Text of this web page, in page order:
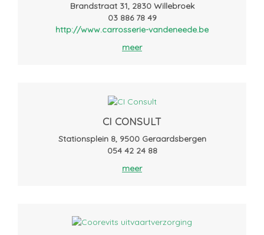
Brandstraat 31, 2830 Willebroek
03 886 78 49
http://www.carrosserie-vandeneede.be
meer
CI CONSULT
Stationsplein 8, 9500 Geraardsbergen
054 42 24 88
meer